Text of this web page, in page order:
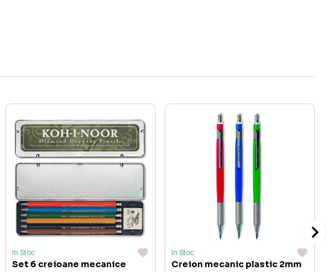
In Stoc
Set 6 creioane mecanice
In Stoc
Creion mecanic plastic 2mm